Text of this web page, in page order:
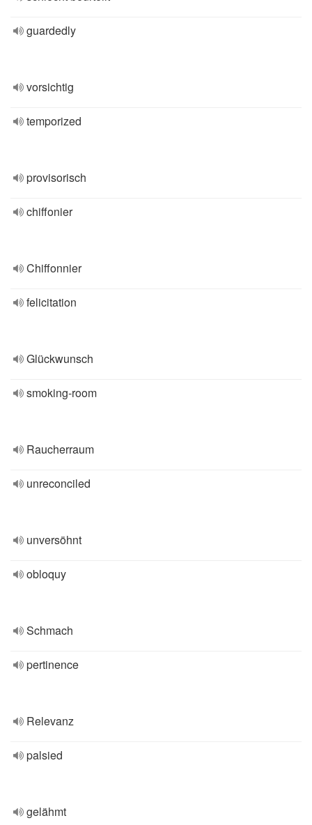
guardedly
vorsichtig
temporized
provisorisch
chiffonier
Chiffonnier
felicitation
Glückwunsch
smoking-room
Raucherraum
unreconciled
unversöhnt
obloquy
Schmach
pertinence
Relevanz
palsied
gelähmt